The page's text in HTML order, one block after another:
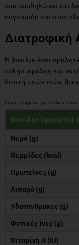
που υποδηλώνει ότι
συγκομιδή και όταν
Διατροφική
Η βανίλια έχει
χοληστερόλης και
διαιτητικών ινών,
Βανίλια (φρούτο)
Νερό (g)
Θερμίδες (kcal)
Πρωτεΐνες (g)
Λιπαρά (g)
Υδατάνθρακες (g)
Φυτικές Ίνες (g)
Βιταμίνη Α (IU)